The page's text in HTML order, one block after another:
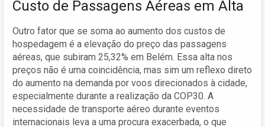
Custo de Passagens Aéreas em Alta
Outro fator que se soma ao aumento dos custos de
hospedagem é a elevação do preço das passagens
aéreas, que subiram 25,32% em Belém. Essa alta nos
preços não é uma coincidência, mas sim um reflexo direto
do aumento na demanda por voos direcionados à cidade,
especialmente durante a realização da COP30. A
necessidade de transporte aéreo durante eventos
internacionais leva a uma procura exacerbada, o que